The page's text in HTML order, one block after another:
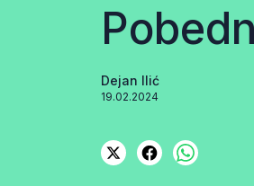
Dejan Ilić
19.02.2024